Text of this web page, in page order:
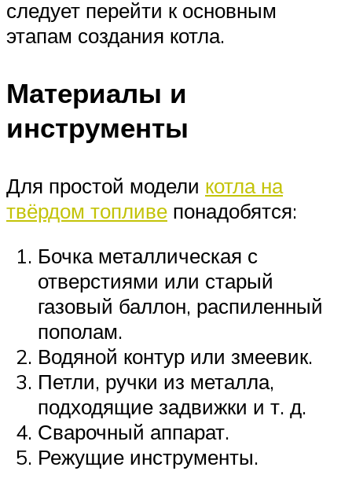
следует перейти к основным
этапам создания котла.
Материалы и
инструменты
Для простой модели котла на
твёрдом топливе понадобятся:
Бочка металлическая с
отверстиями или старый
газовый баллон, распиленный
пополам.
Водяной контур или змеевик.
Петли, ручки из металла,
подходящие задвижки и т. д.
Сварочный аппарат.
Режущие инструменты.